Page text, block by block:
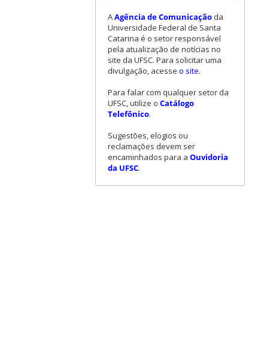
AAgência de Comunicação da
Universidade Federal de Santa
Catarina é o setor responsável
pela atualização de notícias no
site da UFSC. Para solicitar uma
divulgação, acesse o site.
Para falar com qualquer setor da
UFSC, utilize o Catálogo
Telefônico.
Sugestões, elogios ou
reclamações devem ser
encaminhados para a Ouvidoria
da UFSC.